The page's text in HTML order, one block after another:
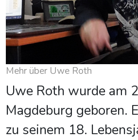
Mehr über Uwe Roth
Uwe Roth wurde am
Magdeburg geboren.
zu seinem 18.